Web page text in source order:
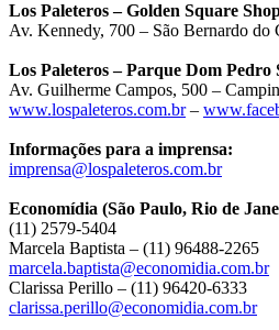
Los Paleteros – Golden Square
Av. Kennedy, 700 – São Bernardo do
Los Paleteros – Parque Dom Pedro
Av. Guilherme Campos, 500 –
www.lospaleteros.com.br–
Informações para a imprensa:
imprensa@lospaleteros.com.br
Economídia (São Paulo, Rio de
(11) 2579-5404
Marcela Baptista – (11) 96488-2265
marcela.baptista@economidia.com.br
Clarissa Perillo – (11) 96420-6333
clarissa.perillo@economidia.com.br